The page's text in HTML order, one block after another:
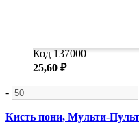
Код 137000
25,60 ₽
-
Кисть пони, Мульти-